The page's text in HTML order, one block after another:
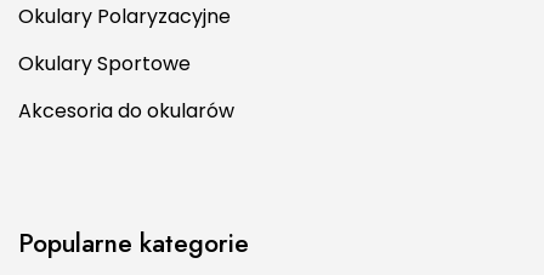
Okulary Polaryzacyjne
Okulary Sportowe
Akcesoria do okularów
Popularne kategorie